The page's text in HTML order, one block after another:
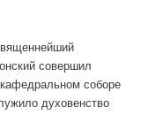
совершил
соборе
духовенство